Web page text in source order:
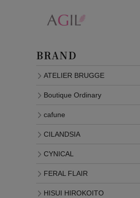
BRAND
ATELIER BRUGGE
Boutique Ordinary
cafune
CILANDSIA
CYNICAL
FERAL FLAIR
HISUI HIROKOITO